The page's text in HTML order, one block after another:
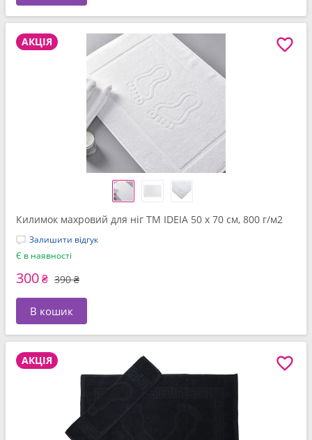
АКЦІЯ
Килимок махровий для ніг ТМ IDEIA 50 x 70 см, 800 г/м2
Залишити відгук
Є в наявності
300₴ 390 ₴
В кошик
АКЦІЯ